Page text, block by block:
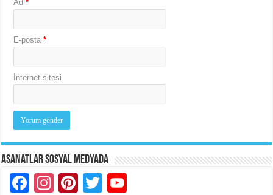
Ad*
E-posta*
İnternet sitesi
Asanatlar Sosyal Medyada
Facebook
Instagram
Pinterest
Twitter